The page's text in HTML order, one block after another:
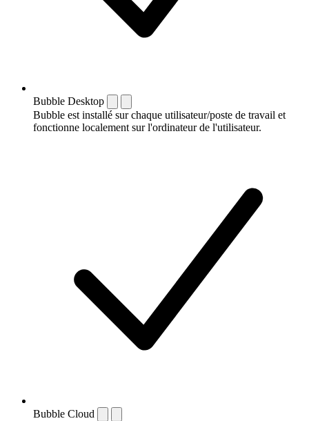
Bubble Desktop
Bubble est installé sur chaque utilisateur/poste de travail et
fonctionne localement sur l'ordinateur de l'utilisateur.
Bubble Cloud